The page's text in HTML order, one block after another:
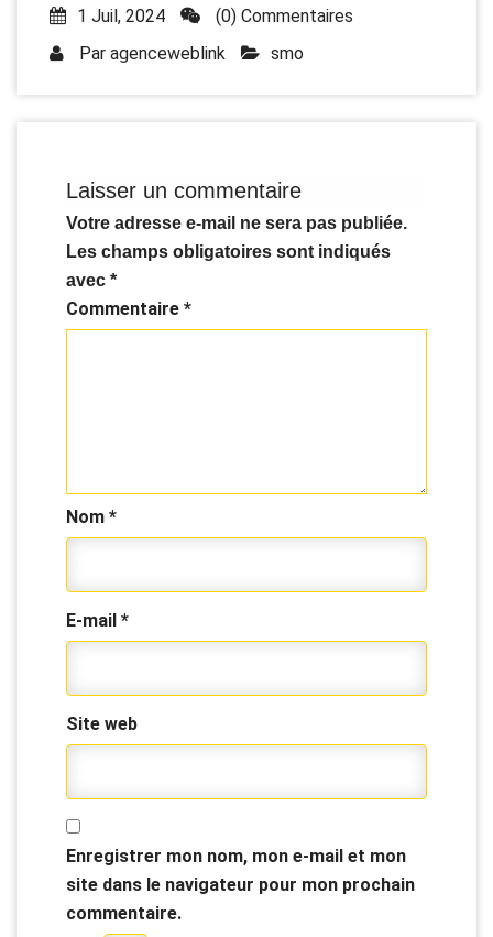
1 Juil, 2024
(0) Commentaires
Par agenceweblink smo
Laisser un commentaire
Votre adresse e-mail ne sera pas publiée.
Les champs obligatoires sont indiqués
avec *
Commentaire *
Nom *
E-mail *
Site web
Enregistrer mon nom, mon e-mail et mon
site dans le navigateur pour mon prochain
commentaire.